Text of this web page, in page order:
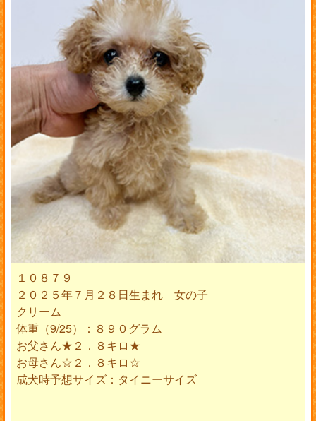
１０８７９
２０２５年７月２８日生まれ 女の子
クリーム
体重（9/25）：８９０グラム
お父さん★２．８キロ★
お母さん☆２．８キロ☆
成犬時予想サイズ：タイニーサイズ